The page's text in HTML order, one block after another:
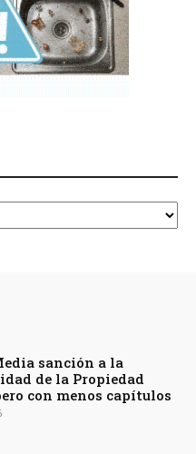
sanción a la
de la Propiedad
con menos capítulos